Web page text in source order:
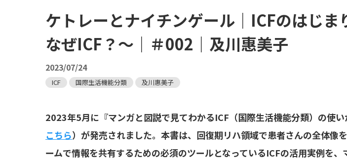
ケトレーとナイチンゲール｜ICFのはじま
なぜICF？～｜＃002｜及川惠美子
2023/07/24
ICF 国際生活機能分類 及川惠美子
2023年5月に『マンガと図説で見てわかるICF（国際生活機能分類）の使
こちら）が発売されました。本書は、回復期リハ領域で患者さんの全体像
ームで情報を共有するための必須のツールとなっているICFの活用実例を、